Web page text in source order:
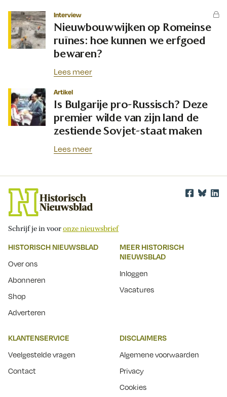
Interview
Nieuwbouwwijken op Romeinse
ruïnes: hoe kunnen we erfgoed
bewaren?
Lees meer
Artikel
Is Bulgarije pro-Russisch? Deze
premier wilde van zijn land de
zestiende Sovjet-staat maken
Lees meer
Schrijf je in vooronze nieuwsbrief
HISTORISCH NIEUWSBLAD
Over ons
Abonneren
Shop
Adverteren
MEER HISTORISCH
NIEUWSBLAD
Inloggen
Vacatures
KLANTENSERVICE
Veelgestelde vragen
Contact
DISCLAIMERS
Algemene voorwaarden
Privacy
Cookies